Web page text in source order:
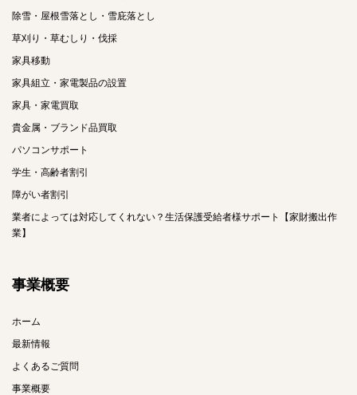
除雪・屋根雪落とし・雪庇落とし
草刈り・草むしり・伐採
家具移動
家具組立・家電製品の設置
家具・家電買取
貴金属・ブランド品買取
パソコンサポート
学生・高齢者割引
障がい者割引
業者によっては対応してくれない？生活保護受給者様サポート【家財搬出作
業】
事業概要
ホーム
最新情報
よくあるご質問
事業概要